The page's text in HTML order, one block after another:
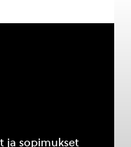
ja sopimukset